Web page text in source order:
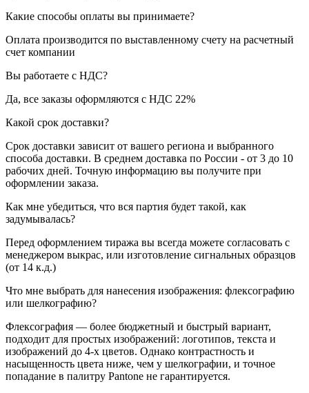
Какие способы оплаты вы принимаете?
Оплата производится по выставленному счету на расчетный
счет компании
Вы работаете с НДС?
Да, все заказы оформляются с НДС 22%
Какой срок доставки?
Срок доставки зависит от вашего региона и выбранного
способа доставки. В среднем доставка по России - от 3 до 10
рабочих дней. Точную информацию вы получите при
оформлении заказа.
Как мне убедиться, что вся партия будет такой, как
задумывалась?
Перед оформлением тиража вы всегда можете согласовать с
менеджером выкрас, или изготовление сигнальных образцов
(от 14 к.д.)
Что мне выбрать для нанесения изображения: флексографию
или шелкографию?
Флексография — более бюджетный и быстрый вариант,
подходит для простых изображений: логотипов, текста и
изображений до 4-х цветов. Однако контрастность и
насыщенность цвета ниже, чем у шелкографии, и точное
попадание в палитру Pantone не гарантируется.